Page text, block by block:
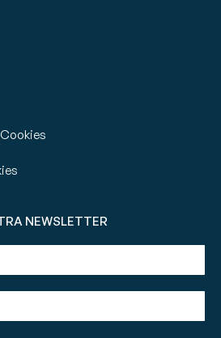
NEWSLETTER